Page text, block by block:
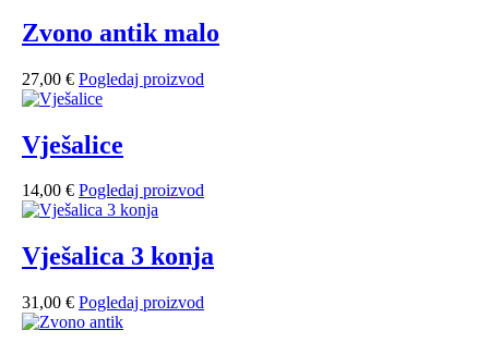
Zvono antik malo
27,00 € Pogledaj proizvod
Vješalice
14,00 € Pogledaj proizvod
Vješalica 3 konja
31,00 € Pogledaj proizvod